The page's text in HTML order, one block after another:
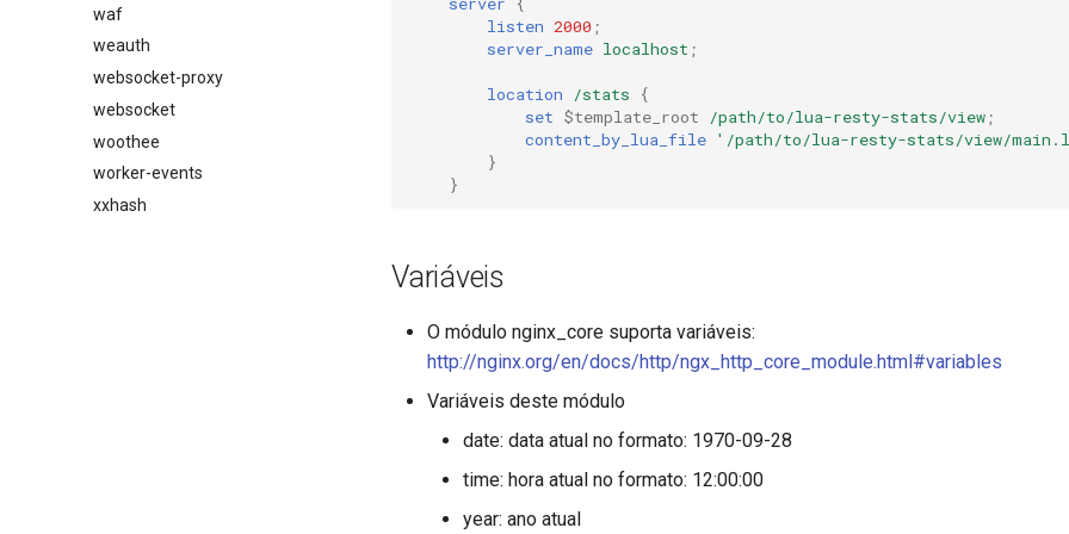
waf
weauth
websocket-proxy
websocket
woothee
worker-events
xxhash
listen 2000 ;
server_name localhost ;
location /stats
{
set $template_root /path/to/lua-resty-stats/view ;
content_by_lua_file '/path/to/lua-resty-stats/view/
}
}
Variáveis
O módulo nginx_core suporta variáveis:
http://nginx.org/en/docs/http/ngx_http_core_module.html#variables
Variáveis deste módulo
date: data atual no formato: 1970-09-28
time: hora atual no formato: 12:00:00
year: ano atual